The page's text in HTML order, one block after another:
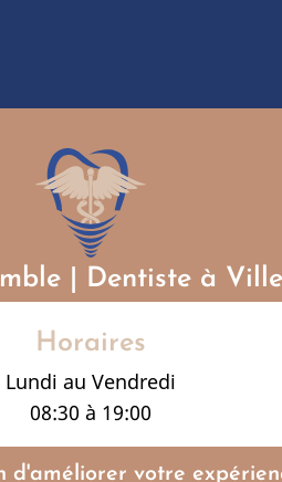
| Dentiste à
Horaires
Lundi au Vendredi
08:30 à 19:00
d'améliorer votre